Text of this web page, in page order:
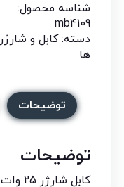
شناسه محصول:
mb4109
دسته:کابل و شارژر
ها
توضیحات
توضیحات
کابل شارژر 25 وات دو سر تایپ سی